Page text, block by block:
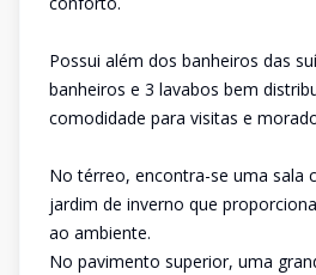
Possui além dos banheiros das
banheiros e 3 lavabos bem
comodidade para visitas e
No térreo, encontra-se uma sala
jardim de inverno que
ao ambiente.
No pavimento superior, uma